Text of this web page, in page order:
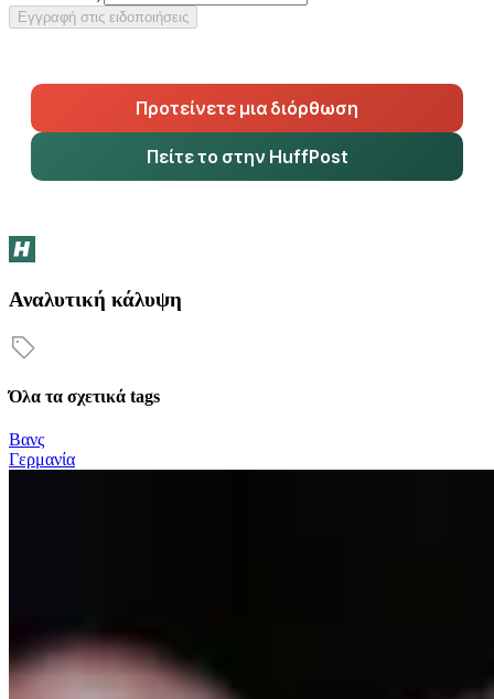
Εγγραφή στις ειδοποιήσεις
Προτείνετε μια διόρθωση
Πείτε το στην HuffPost
Αναλυτική κάλυψη
Όλα τα σχετικά tags
Βανς
Γερμανία